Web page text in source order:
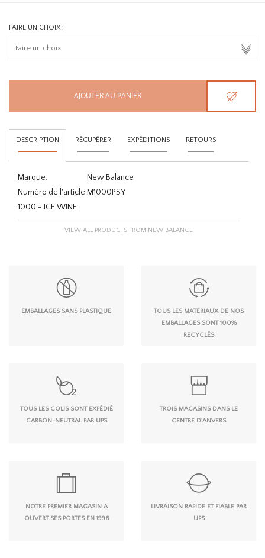
FAIRE UN CHOIX:
AJOUTER AU PANIER
DESCRIPTION RÉCUPÉRER EXPÉDITIONS RETOURS
Marque:
New Balance
Numéro de l'article:M1000PSY
1000 - ICE WINE
VIEW ALL PRODUCTS FROM NEW BALANCE
EMBALLAGES SANS PLASTIQUE
TOUS LES MATÉRIAUX DE NOS
EMBALLAGES SONT 100%
RECYCLÉS
TOUS LES COLIS SONT EXPÉDIÉ
CARBON-NEUTRAL PAR UPS
TROIS MAGASINS DANS LE
CENTRE D'ANVERS
NOTRE PREMIER MAGASIN A
OUVERT SES PORTES EN 1996
LIVRAISON RAPIDE ET FIABLE PAR
UPS